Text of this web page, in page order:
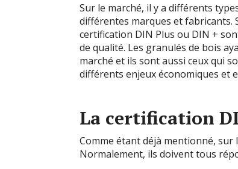
Sur le marché, il y a différents
différentes marques et fabricants.
certification DIN Plus ou DIN +
de qualité. Les granulés de bois
marché et ils sont aussi ceux qui
différents enjeux économiques et
La certification
Comme étant déjà mentionné, sur
Normalement, ils doivent tous